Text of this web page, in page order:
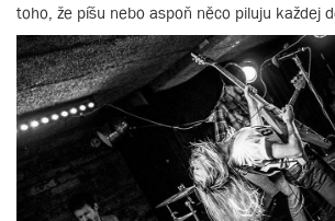
toho, že píšu nebo aspoň něco piluju každej